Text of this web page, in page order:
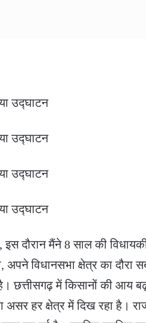
दौरान मैंने 8 साल की
विधानसभा क्षेत्र का दौरा
छत्तीसगढ़ में किसानों की आय
असर हर क्षेत्र में दिख रहा है।